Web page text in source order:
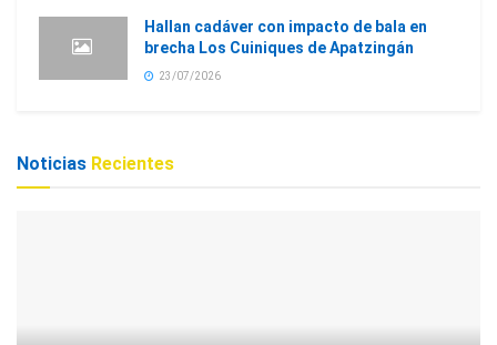
Hallan cadáver con impacto de bala en
brecha Los Cuiniques de Apatzingán
23/07/2026
Noticias Recientes